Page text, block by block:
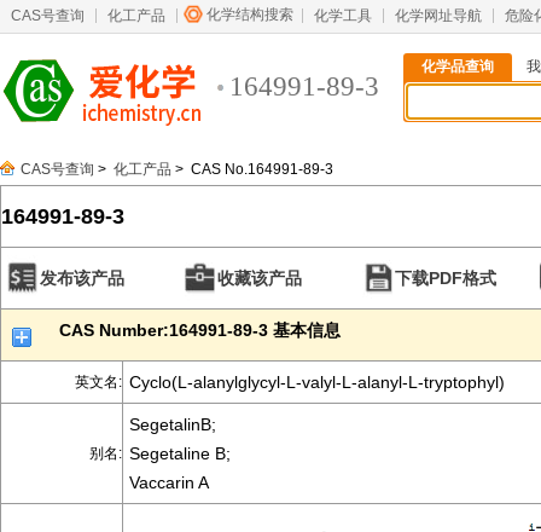
CAS号查询 化工产品 化学结构搜索 化学工具 化学网址导航 危险
164991-89-3
化学品查询
CAS号查询 > 化工产品 > CAS No.164991-89-3
164991-89-3
发布该产品 收藏该产品 下载PDF格式
CAS Number:164991-89-3 基本信息
英文名: Cyclo(L-alanylglycyl-L-valyl-L-alanyl-L-tryptophyl)
别名:
SegetalinB;
Segetaline B;
Vaccarin A